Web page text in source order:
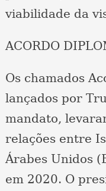
viabilidade da
ACORDO
Os chamados
lançados por
mandato,
relações entre
Árabes Unidos
em 2020. O